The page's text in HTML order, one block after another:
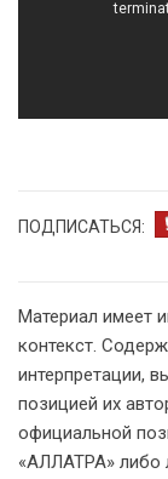
ПОДПИСАТЬСЯ:
Материал имеет
контекст.
интерпретации,
позицией их
официальной
«АЛЛАТРА» либо